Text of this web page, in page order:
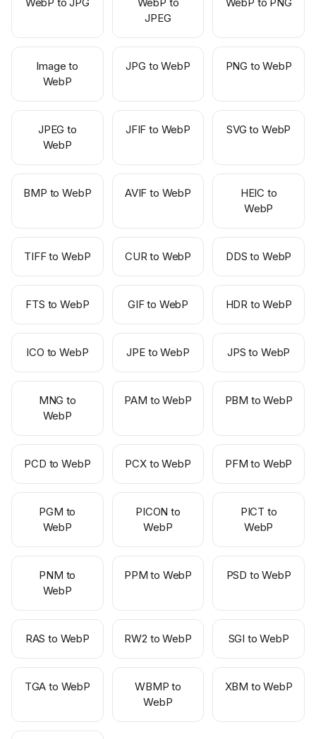
JPEG
Image to
WebP
JPG to WebP PNG to WebP
JPEG to
WebP
JFIF to WebP SVG to WebP
BMP to WebP AVIF to WebP
HEIC to
WebP
TIFF to WebP CUR to WebP DDS to WebP
FTS to WebP GIF to WebP HDR to WebP
ICO to WebP JPE to WebP JPS to WebP
MNG to
WebP
PAM to WebP PBM to WebP
PCD to WebP PCX to WebP PFM to WebP
PGM to
WebP
PICON to
WebP
PICT to
WebP
PNM to
WebP
PPM to WebP PSD to WebP
RAS to WebP RW2 to WebP SGI to WebP
TGA to WebP
WBMP to
WebP
XBM to WebP